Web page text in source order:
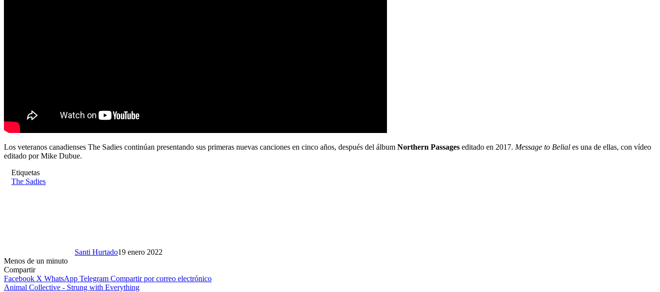
Los veteranos canadienses The Sadies continúan presentando sus primeras nuevas canciones en cinco años, después del álbum Northern Passages editado en 2017. Message to Belial es una de ellas, con vídeo
editado por Mike Dubue.
Etiquetas
The Sadies
Santi Hurtado19 enero 2022
Menos de un minuto
Compartir
Facebook X WhatsApp Telegram Compartir por correo electrónico
Animal Collective - Strung with Everything